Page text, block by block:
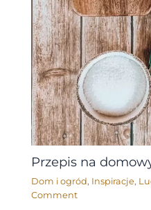
Przepis na
Dom i ogród, Inspiracje,
Comment